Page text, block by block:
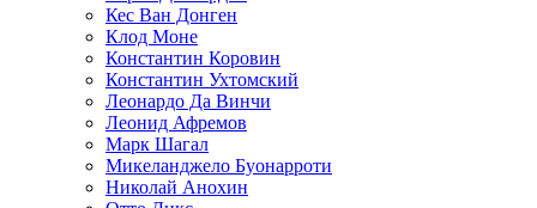
Кес Ван Донген
Клод Моне
Константин Коровин
Константин Ухтомский
Леонардо Да Винчи
Леонид Афремов
Марк Шагал
Микеланджело Буонарроти
Николай Анохин